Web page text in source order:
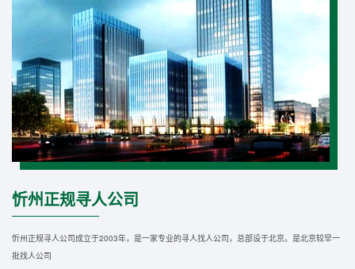
忻州正规寻人公司
忻州正规寻人公司成立于2003年，是一家专业的寻人找人公司，总部设于北京。是北京较早一
批找人公司